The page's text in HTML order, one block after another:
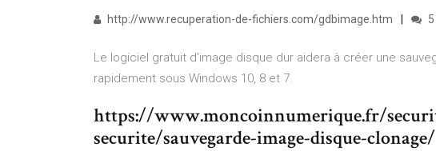
http://www.recuperation-de-fichiers.com/gdbimage.htm
Le logiciel gratuit d'image disque dur aidera à créer une
rapidement sous Windows 10, 8 et 7.
https://www.moncoinnumerique.fr/
securite/sauvegarde-image-disque-clonage/